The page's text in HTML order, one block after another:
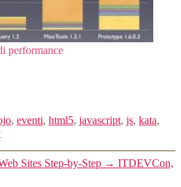
performance
, eventi, html5, javascript, js, kata,
Sites Step-by-Step → ITDEVCon,